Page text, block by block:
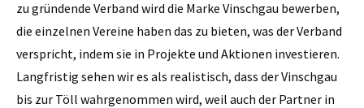
zu gründende Verband wird die Marke Vinschgau bewerben,
die einzelnen Vereine haben das zu bieten, was der Verband
verspricht, indem sie in Projekte und Aktionen investieren.
Langfristig sehen wir es als realistisch, dass der Vinschgau
bis zur Töll wahrgenommen wird, weil auch der Partner in